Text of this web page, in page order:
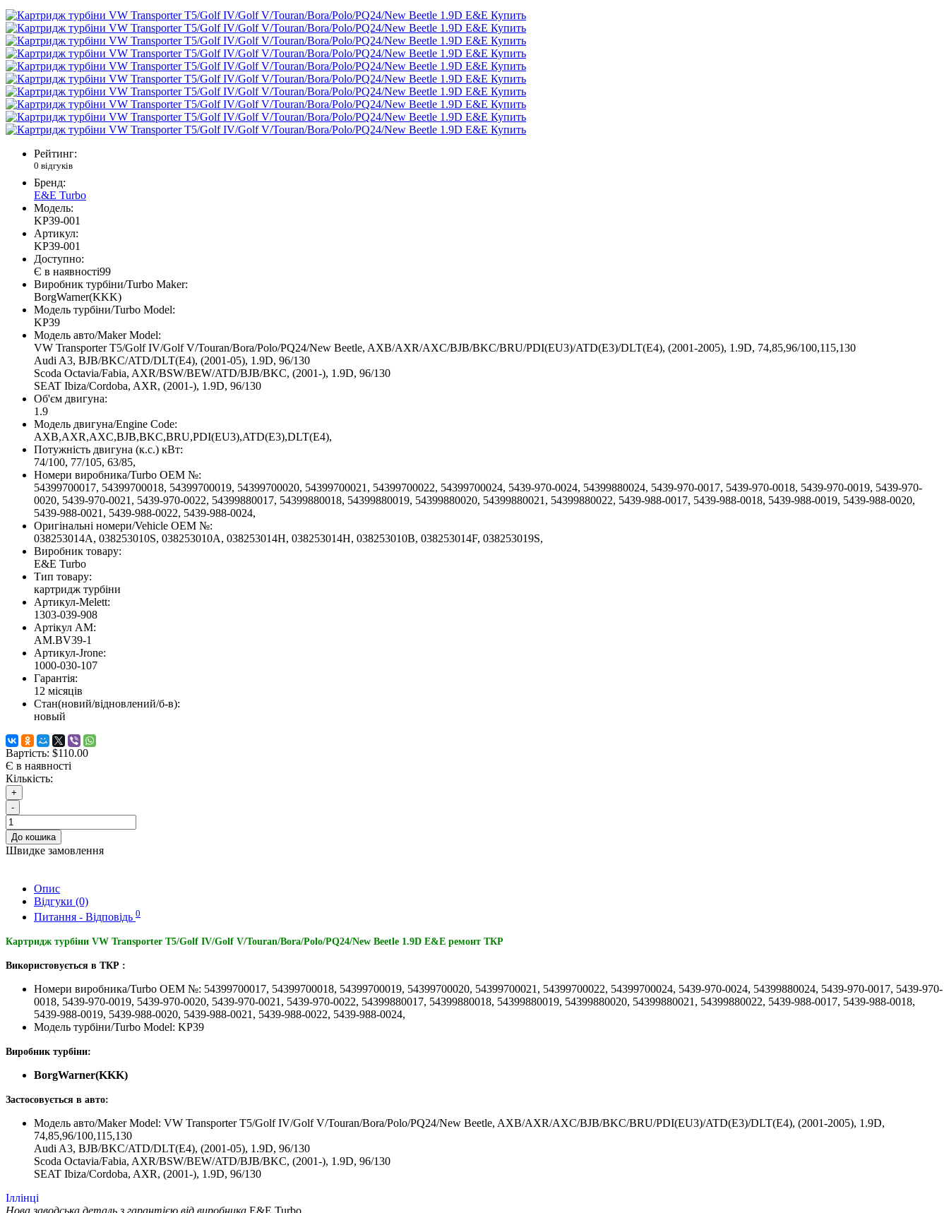
Рейтинг:
0 відгуків
Бренд:
E&E Turbo
Модель:
KP39-001
Артикул:
KP39-001
Доступно:
Є в наявності99
Виробник турбіни/Turbo Maker:
BorgWarner(KKK)
Модель турбіни/Turbo Model:
KP39
Модель авто/Maker Model:
VW Transporter T5/Golf IV/Golf V/Touran/Bora/Polo/PQ24/New Beetle, AXB/AXR/AXC/BJB/BKC/BRU/PDI(EU3)/ATD(E3)/DLT(E4), (2001-2005), 1.9D, 74,85,96/100,115,130
Audi A3, BJB/BKC/ATD/DLT(E4), (2001-05), 1.9D, 96/130
Scoda Octavia/Fabia, AXR/BSW/BEW/ATD/BJB/BKC, (2001-), 1.9D, 96/130
SEAT Ibiza/Cordoba, AXR, (2001-), 1.9D, 96/130
Об'єм двигуна:
1.9
Модель двигуна/Engine Code:
AXB,AXR,AXC,BJB,BKC,BRU,PDI(EU3),ATD(E3),DLT(E4),
Потужність двигуна (к.с.) кВт:
74/100, 77/105, 63/85,
Номери виробника/Turbo OEM №:
54399700017, 54399700018, 54399700019, 54399700020, 54399700021, 54399700022, 54399700024, 5439-970-0024, 54399880024, 5439-970-0017, 5439-970-0018, 5439-970-0019, 5439-970-
0020, 5439-970-0021, 5439-970-0022, 54399880017, 54399880018, 54399880019, 54399880020, 54399880021, 54399880022, 5439-988-0017, 5439-988-0018, 5439-988-0019, 5439-988-0020,
5439-988-0021, 5439-988-0022, 5439-988-0024,
Оригінальні номери/Vehicle OEM №:
038253014A, 038253010S, 038253010A, 038253014H, 038253014H, 038253010B, 038253014F, 038253019S,
Виробник товару:
E&E Turbo
Тип товару:
картридж турбіни
Артикул-Melett:
1303-039-908
Артікул AM:
AM.BV39-1
Артикул-Jrone:
1000-030-107
Гарантія:
12 місяців
Стан(новий/відновлений/б-в):
новый
Вартість: $110.00
Є в наявності
Кількість:
+
-
До кошика
Швидке замовлення
Опис
Відгуки (0)
Питання - Відповідь 0
Картридж турбіни VW Transporter T5/Golf IV/Golf V/Touran/Bora/Polo/PQ24/New Beetle 1.9D E&E ремонт ТКР
Використовується в ТКР :
Номери виробника/Turbo OEM №: 54399700017, 54399700018, 54399700019, 54399700020, 54399700021, 54399700022, 54399700024, 5439-970-0024, 54399880024, 5439-970-0017, 5439-970-
0018, 5439-970-0019, 5439-970-0020, 5439-970-0021, 5439-970-0022, 54399880017, 54399880018, 54399880019, 54399880020, 54399880021, 54399880022, 5439-988-0017, 5439-988-0018,
5439-988-0019, 5439-988-0020, 5439-988-0021, 5439-988-0022, 5439-988-0024,
Модель турбіни/Turbo Model: KP39
Виробник турбіни:
BorgWarner(KKK)
Застосовується в авто:
Модель авто/Maker Model: VW Transporter T5/Golf IV/Golf V/Touran/Bora/Polo/PQ24/New Beetle, AXB/AXR/AXC/BJB/BKC/BRU/PDI(EU3)/ATD(E3)/DLT(E4), (2001-2005), 1.9D,
74,85,96/100,115,130
Audi A3, BJB/BKC/ATD/DLT(E4), (2001-05), 1.9D, 96/130
Scoda Octavia/Fabia, AXR/BSW/BEW/ATD/BJB/BKC, (2001-), 1.9D, 96/130
SEAT Ibiza/Cordoba, AXR, (2001-), 1.9D, 96/130
Іллінці